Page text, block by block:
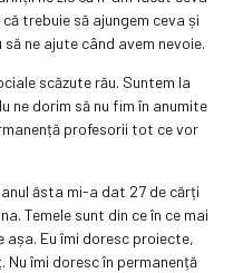
trebuie să ajungem ceva și
ne ajute când avem nevoie.
scăzute rău. Suntem la
ne dorim să nu fim în anumite
profesorii tot ce vor
ăsta mi-a dat 27 de cărți
Temele sunt din ce în ce mai
așa. Eu îmi doresc proiecte,
Nu îmi doresc în permanență